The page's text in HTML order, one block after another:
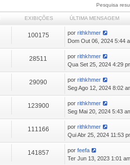
Pesquisa
EXIBIÇÕES ÚLTIMA MENSAGEM
100175 porrithkhmer
Dom Out 06, 2024 5:44
28511 porrithkhmer
Qua Set 25, 2024 4:29
29090 porrithkhmer
Seg Ago 12, 2024 8:02
123900 porrithkhmer
Seg Mai 20, 2024 5:43
111166 porrithkhmer
Qui Abr 25, 2024 11:53
141857 porfeefa
Ter Jun 13, 2023 1:01